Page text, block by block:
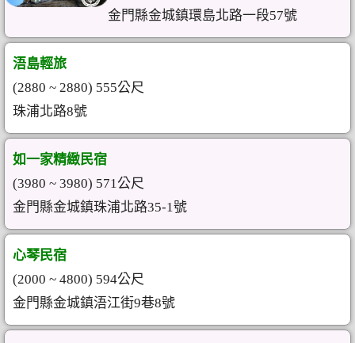
金門縣金城鎮環島北路一段57號
浯島輕旅
(2880 ~ 2880) 555公尺
珠浦北路8號
如一家精緻民宿
(3980 ~ 3980) 571公尺
金門縣金城鎮珠浦北路35-1號
心琴民宿
(2000 ~ 4800) 594公尺
金門縣金城鎮浯江街9巷8號